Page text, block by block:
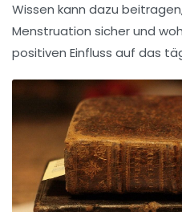
Wissen kann dazu
Menstruation sicher und
positiven Einfluss auf das